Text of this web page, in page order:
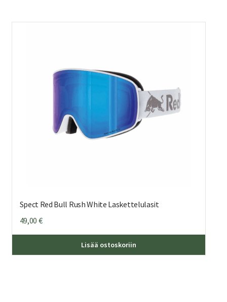
Spect Red Bull Rush White Laskettelulasit
49,00 €
Lisää ostoskoriin